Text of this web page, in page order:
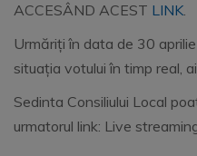
ACCESÂND ACEST LINK.
Urmăriți în data de 30
situația votului în timp real,
Sedinta Consiliului Local
urmatorul link: Live